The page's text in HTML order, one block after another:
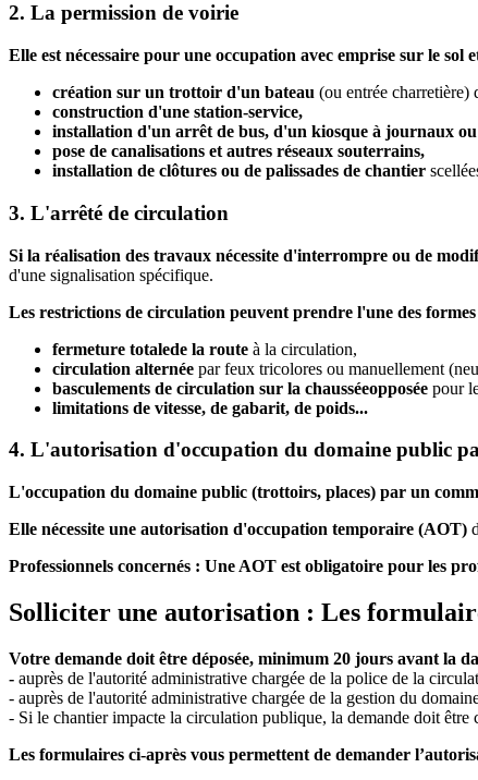
2. La permission de voirie
Elle est nécessaire pour une occupation avec emprise sur le
création sur un trottoir d'un bateau (ou entrée charretière)
construction d'une station-service,
installation d'un arrêt de bus, d'un kiosque à journaux
pose de canalisations et autres réseaux souterrains,
installation de clôtures ou de palissades de chantier
3. L'arrêté de circulation
Si la réalisation des travaux nécessite d'interrompre ou de
d'une signalisation spécifique.
Les restrictions de circulation peuvent prendre l'une des formes
fermeture totalede la route à la circulation,
circulation alternée par feux tricolores ou manuellement
basculements de circulation sur la chausséeopposée pour
limitations de vitesse, de gabarit, de poids...
4. L'autorisation d'occupation du domaine public
L'occupation du domaine public (trottoirs, places) par un
Elle nécessite une autorisation d'occupation temporaire (AOT)
Professionnels concernés : Une AOT est obligatoire pour les
Solliciter une autorisation : Les
Votre demande doit être déposée, minimum 20 jours avant la
- auprès de l'autorité administrative chargée de la police de la
- auprès de l'autorité administrative chargée de la gestion du
- Si le chantier impacte la circulation publique, la demande doit être
Les formulaires ci-après vous permettent de demander